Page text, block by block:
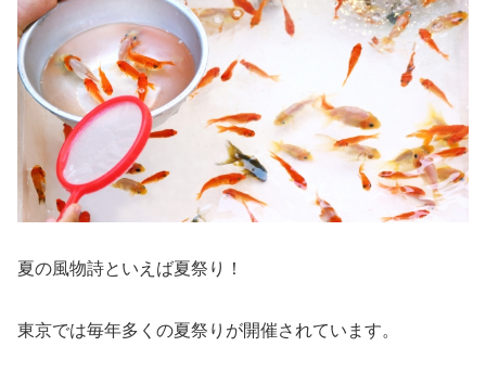
夏の風物詩といえば夏祭り！
東京では毎年多くの夏祭りが開催されています。